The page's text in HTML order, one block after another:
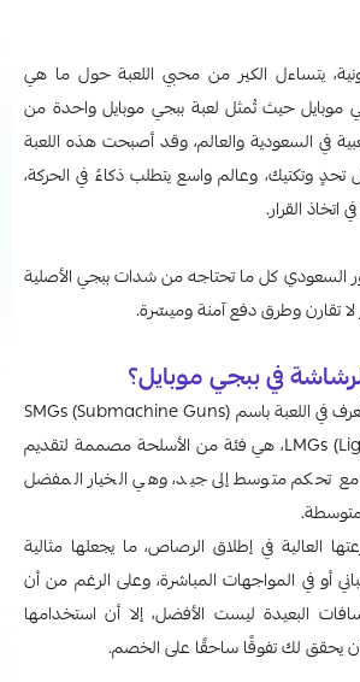
يتساءل الكير من محبي اللعبة حول ما هي
موبايل حيث تُمثل لعبة ببجي موبايل واحدة من
في السعودية والعالم، وقد أصبحت هذه اللعبة
تحدٍ وتكتيك، وعالم واسع يتطلب ذكاءً في الحركة،
اتخاذ القرار.
السعودي كل ما تحتاجه من شدات ببجي الأصلية
تقارن وطرق دفع آمنة وميسّرة.
في ببجي موبايل؟
البنادق الرشاشة، أو ما تُعرف في اللعبة باسم SMGs (Submachine Guns)
وLMGs (Light Machine Guns)، هي فئة من الأسلحة مصممة لتقديم
مع تحكم متوسط إلى جيد، وهي الخيار المفضل
العالية في إطلاق الرصاص، ما يجعلها مثالية
أو في المواجهات المباشرة، وعلى الرغم من أن
البعيدة ليست الأفضل، إلا أن استخدامها
يحقق لك تفوقًا ساحقًا على الخصم.